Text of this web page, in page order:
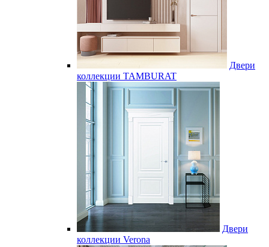
Двери
коллекции TAMBURAT
Двери
коллекции Verona